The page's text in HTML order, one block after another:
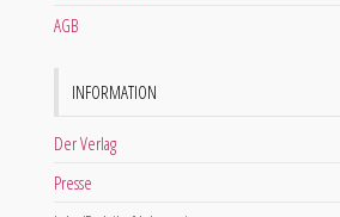
AGB
INFORMATION
Der Verlag
Presse